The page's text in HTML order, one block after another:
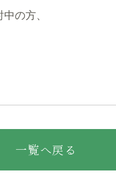
の方、
一覧へ戻る